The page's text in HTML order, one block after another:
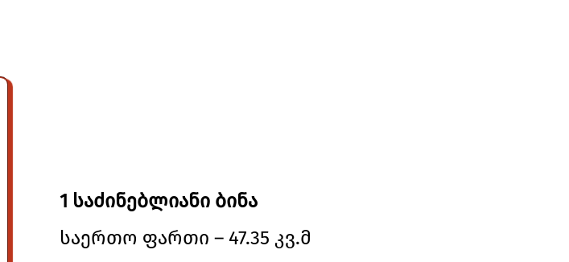
1 საძინებლიანი ბინა
საერთო ფართი – 47.35 კვ.მ